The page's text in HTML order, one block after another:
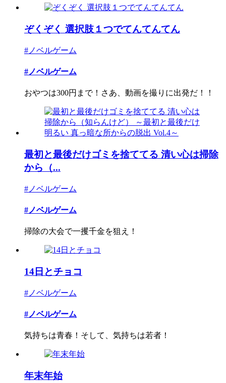
ぞくぞく 選択肢１つでてんてんてん
#ノベルゲーム
#ノベルゲーム
おやつは300円まで！さあ、動画を撮りに出発だ！！
最初と最後だけゴミを捨ててる 清い心は掃除
から（...
#ノベルゲーム
#ノベルゲーム
掃除の大会で一攫千金を狙え！
14日とチョコ
#ノベルゲーム
#ノベルゲーム
気持ちは青春！そして、気持ちは若者！
年末年始